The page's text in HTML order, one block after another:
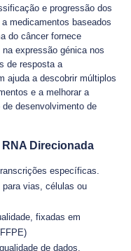
e progressão dos
medicamentos baseados
do câncer fornece
expressão génica nos
de resposta a
ajuda a descobrir múltiplos
e a melhorar a
desenvolvimento de
Direcionada
específicas.
vias, células ou
fixadas em
de dados.